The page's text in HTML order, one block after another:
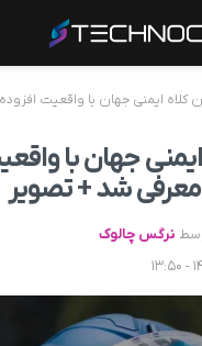
کلاه ایمنی جهان با واقعیت افزوده
جهان با
معرفی شد + تصویر
نرگس چالوک